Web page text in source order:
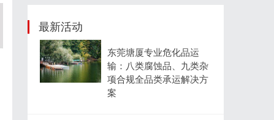
最新活动
东莞塘厦专业危化品运
输：八类腐蚀品、九类杂
项合规全品类承运解决方
案